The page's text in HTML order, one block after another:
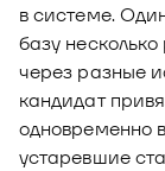
Новости и
Пилотный
Документы
в системе.
базу
через разные
кандидат
одновременно
устаревшие